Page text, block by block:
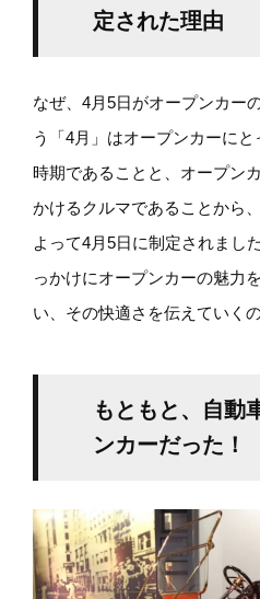
定された理由
なぜ、4月5日がオープンカ
う「4月」はオープンカーに
時期であることと、オープン
かけるクルマであることから
よって4月5日に制定されまし
っかけにオープンカーの魅力
い、その快適さを伝えていく
もともと、自動
ンカーだった！